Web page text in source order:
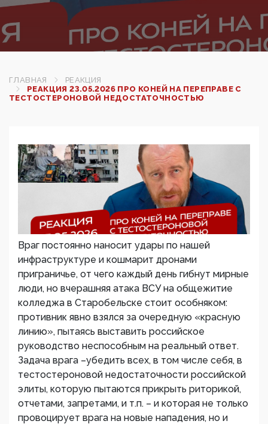
ГЛАВНАЯ
РЕАКЦИЯ
РЕАКЦИЯ 23.05.2026 ПРО КОНЕЙ НА ПЕРЕПРАВЕ С
ТЕСТОСТЕРОНОВОЙ НЕДОСТАТОЧНОСТЬЮ
Враг постоянно наносит удары по нашей
инфраструктуре и кошмарит дронами
приграничье, от чего каждый день гибнут мирные
люди, но вчерашняя атака ВСУ на общежитие
колледжа в Старобельске стоит особняком:
противник явно взялся за очередную «красную
линию», пытаясь выставить российское
руководство неспособным на реальный ответ.
Задача врага –убедить всех, в том числе себя, в
тестостероновой недостаточности российской
элиты, которую пытаются прикрыть риторикой,
отчетами, запретами, и т.п. – и которая не только
провоцирует врага на новые нападения, но и